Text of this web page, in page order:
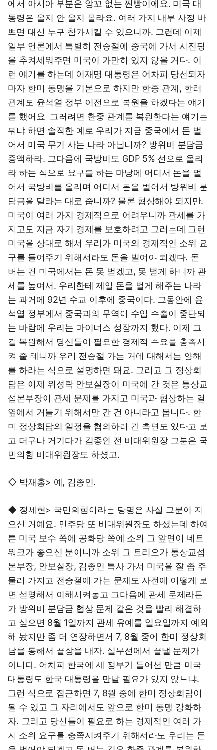
에서 아시아 부분은 앙꼬 없는 찐빵이에요. 미국 대
통령은 올지 안 올지 몰라요. 여러 가지 내부 사정 바
쁘면 대신 누구 참가시킬 수 있으니까. 그런데 이제
일부 언론에서 특별히 전승절에 중국에 가서 시진핑
을 추켜세워주면 미국이 가만히 있지 않을 거다. 이
런 얘기를 하는데 이재명 대통령은 어차피 당선되자
마자 한미 동맹을 기본으로 하지만 한중 관계, 한러
관계도 윤석열 정부 이전으로 복원을 하겠다는 얘기
를 했어요. 그러려면 한중 관계를 복원한다는 얘기는
뭐냐 하면 솔직한 예로 우리가 지금 중국에서 돈 벌
어서 미국 무기 사는 나라 아닙니까? 방위비 분담금
증액하라. 그다음에 국방비도 GDP 5% 선으로 올리
라 하는 식으로 요구를 하는 마당에 어디서 돈을 벌
어서 국방비를 올리며 어디서 돈을 벌어서 방위비 분
담금을 달라는 대로 줍니까? 물론 협상해야 되지만.
미국이 여러 가지 경제적으로 어려우니까 관세를 가
지고도 지금 자기 경제를 보호하려고 그러는데 그런
미국을 상대로 해서 우리가 미국의 경제적인 소위 요
구를 들어주기 위해서라도 돈을 벌어야 되겠다. 돈
버는 건 미국에서는 돈 못 벌겠고, 못 벌게 하니까 관
세를 높여서. 우리한테 제일 돈을 벌게 해주는 나라
는 과거에 92년 수교 이후에 중국이다. 그동안에 윤
석열 정부에서 중국과의 무역이 수입 수출이 중단되
는 바람에 우리는 마이너스 성장까지 했다. 이제 그
걸 복원해서 당신들이 필요한 경제적 수요를 충족시
켜 줄 테니까 우리 전승절 가는 거에 대해서는 양해
를 하라는 식으로 설명하면 돼요. 그리고 그 정상회
담은 이제 위성락 안보실장이 미국에 간 것은 통상교
섭본부장이 관세 문제를 가지고 미국과 협상하는 걸
옆에서 거들기 위해서만 간 건 아니라고 봅니다. 한
미 정상회담의 일정을 협의하러 간 측면도 있다고 보
고 더구나 거기다가 김종인 전 비대위원장 그분은 국
민의힘 비대위원장도 하셨고.
◇ 박재홍> 예, 김종인.
◆ 정세현> 국민의힘이라는 당명은 사실 그분이 지
으신 거예요. 민주당 또 비대위원장도 하셨는데 하여
튼 미국 보수 쪽에 공화당 쪽에 소위 그 앞면이 네트
워크가 좋으신 분이니까 소위 그 트리오가 통상교섭
본부장, 안보실장, 김종인 특사 가서 미국을 잘 좀 주
물러 가지고 전승절에 가는 문제도 사전에 어떻게 보
면 설명해서 이해시켜놓고 그다음에 관세 문제라든
가 방위비 분담금 협상 문제 같은 것을 빨리 해결하
고 싶으면 8월 1일까지 관세 유예를 일요일까지 예외
해 놨지만 좀 더 연장하면서 7, 8월 중에 한미 정상회
담을 통해서 끝장을 내자. 실무선에서 끝낼 문제가
아니다. 어차피 한국에 새 정부가 들어선 만큼 미국
대통령도 한국 대통령을 만날 필요가 있지 않느냐.
그런 식으로 접근하면 7, 8월 중에 한미 정상회담이
될 수 있고 그 자리에서도 앞으로 한미 동맹 강화하
자. 그리고 당신들이 필요로 하는 경제적인 여러 가
지 소위 요구를 충족시켜주기 위해서라도 우리는 돈